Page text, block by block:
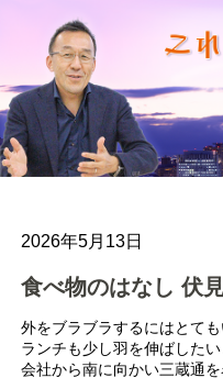
2026年5月13日
食べ物のはなし 伏
外をブラブラするにはとても
ランチも少し羽を伸ばしたい
会社から南に向かい三蔵通を